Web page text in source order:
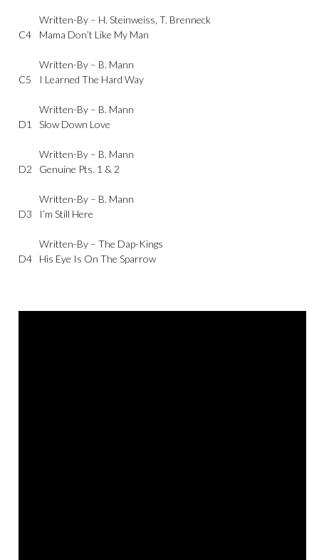
Written-By – H. Steinweiss,T. Brenneck
C4
Mama Don’t Like My Man
Written-By – B. Mann
C5
I Learned The Hard Way
Written-By – B. Mann
D1
Slow Down Love
Written-By – B. Mann
D2
Genuine Pts. 1 & 2
Written-By – B. Mann
D3
I’m Still Here
Written-By –The Dap-Kings
D4
His Eye Is On The Sparrow